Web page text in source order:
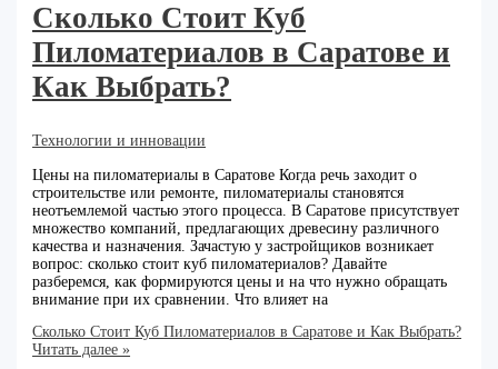
Сколько Стоит Куб
Пиломатериалов в Саратове и
Как Выбрать?
Технологии и инновации
Цены на пиломатериалы в Саратове Когда речь заходит о
строительстве или ремонте, пиломатериалы становятся
неотъемлемой частью этого процесса. В Саратове присутствует
множество компаний, предлагающих древесину различного
качества и назначения. Зачастую у застройщиков возникает
вопрос: сколько стоит куб пиломатериалов? Давайте
разберемся, как формируются цены и на что нужно обращать
внимание при их сравнении. Что влияет на
Сколько Стоит Куб Пиломатериалов в Саратове и Как Выбрать?
Читать далее »